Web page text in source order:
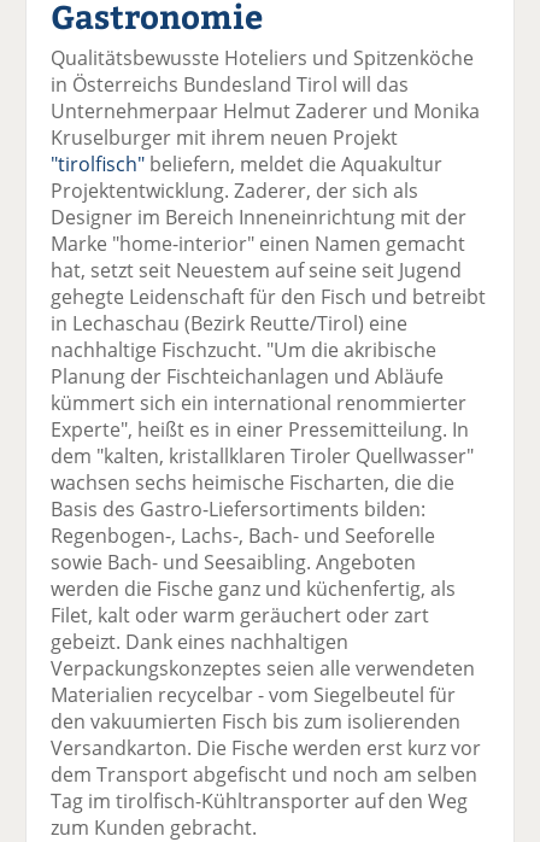
uf
F
ac
e
b
o
o
k
te
il
e
n
wi
tt
er
n
uf
n
e
di
n
te
il
e
er
m
l
er
se
n
d
ru
e
Gastronomie
Qualitätsbewusste Hoteliers und Spitzenköche
in Österreichs Bundesland Tirol will das
Unternehmerpaar Helmut Zaderer und Monika
Kruselburger mit ihrem neuen Projekt
"tirolfisch" beliefern, meldet die Aquakultur
Projektentwicklung. Zaderer, der sich als
Designer im Bereich Inneneinrichtung mit der
Marke "home-interior" einen Namen gemacht
hat, setzt seit Neuestem auf seine seit Jugend
gehegte Leidenschaft für den Fisch und betreibt
in Lechaschau (Bezirk Reutte/Tirol) eine
nachhaltige Fischzucht. "Um die akribische
Planung der Fischteichanlagen und Abläufe
kümmert sich ein international renommierter
Experte", heißt es in einer Pressemitteilung. In
dem "kalten, kristallklaren Tiroler Quellwasser"
wachsen sechs heimische Fischarten, die die
Basis des Gastro-Liefersortiments bilden:
Regenbogen-, Lachs-, Bach- und Seeforelle
sowie Bach- und Seesaibling. Angeboten
werden die Fische ganz und küchenfertig, als
Filet, kalt oder warm geräuchert oder zart
gebeizt. Dank eines nachhaltigen
Verpackungskonzeptes seien alle verwendeten
Materialien recycelbar - vom Siegelbeutel für
den vakuumierten Fisch bis zum isolierenden
Versandkarton. Die Fische werden erst kurz vor
dem Transport abgefischt und noch am selben
Tag im tirolfisch-Kühltransporter auf den Weg
zum Kunden gebracht.